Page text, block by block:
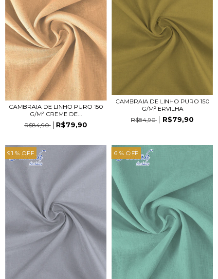
CAMBRAIA DE LINHO PURO 150
G/M² CREME DE...
R$84,90
R$79,90
CAMBRAIA DE LINHO PURO 150
G/M² ERVILHA
R$84,90
R$79,90
91 % OFF 6 % OFF